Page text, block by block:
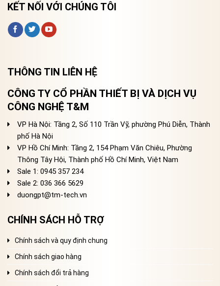
KẾT NỐI VỚI CHÚNG TÔI
THÔNG TIN LIÊN HỆ
CÔNG TY CỔ PHẦN THIẾT BỊ VÀ DỊCH VỤ
CÔNG NGHỆ T&M
VP Hà Nội: Tầng 2, Số 110 Trần Vỹ, phường Phú Diễn, Thành
phố Hà Nội
VP Hồ Chí Minh: Tầng 2, 154 Phạm Văn Chiêu, Phường
Thông Tây Hội, Thành phố Hồ Chí Minh, Việt Nam
Sale 1: 0945 357 234
Sale 2: 036 366 5629
duongpt@tm-tech.vn
CHÍNH SÁCH HỖ TRỢ
Chính sách và quy định chung
Chính sách giao hàng
Chính sách đổi trả hàng